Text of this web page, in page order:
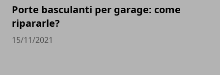
Porte basculanti per garage: come
ripararle?
15/11/2021